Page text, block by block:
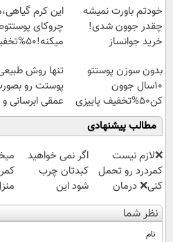
خودتم باورت نمیشه
چقدر جوون شدی!
خرید جوانساز
ویژه
این کرم
چروکای
میکنه!50%تخفیف
بدون سوزن پوستتو
10سال جوون
کن50%تخفیف پاییزی
تنها روش
پوستت رو
عمقی ابرسانی و
میکنه
مطالب پیشنهادی
❌لازم نیست
کمردرد رو تحمل
کنی❌ درمان
بدون جراحی و
قرص
(پرسشنامه)
اگر نمی خواهید
کبدتان چرب
شود این
نوشیدنی خوش
طعم را بنوشید
نظر شما
نام